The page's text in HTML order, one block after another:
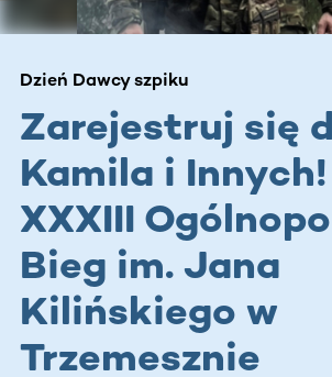
Dzień Dawcy szpiku
Zarejestruj się
Kamila i
XXXIII
Bieg im. Jana
Kilińskiego w
Trzemesznie